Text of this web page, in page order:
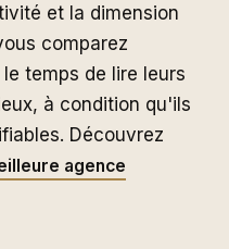
et la dimension
comparez
temps de lire leurs
à condition qu'ils
Découvrez
agence